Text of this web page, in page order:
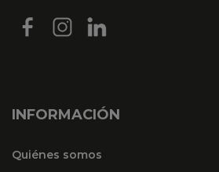
INFORMACIÓN
Quiénes somos